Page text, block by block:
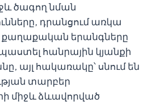
ծագող նման
դրանցում առկա
երանգները
հանրային կյանքի
այլ հակառակը՝ սնում են
տարբեր
միջև ձևավորված